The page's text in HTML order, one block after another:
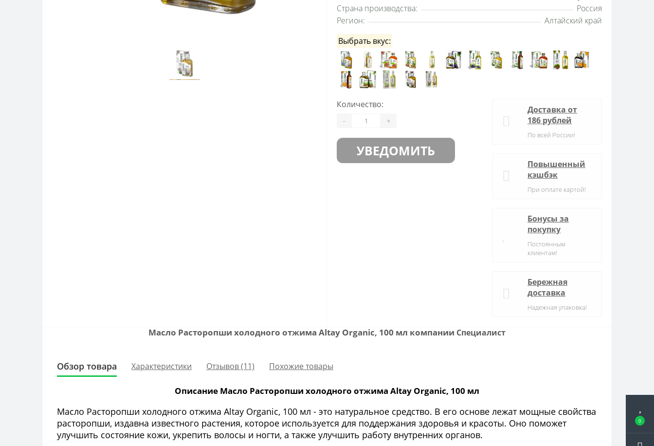
0
Страна производства:
Россия
Регион:
Алтайский край
Выбрать вкус:
Количество:
- +
УВЕДОМИТЬ
Доставка от
186 рублей
По всей России!
Повышенный
кэшбэк
При оплате картой!
Бонусы за
покупку
Постоянным
клиентам!
Бережная
доставка
Надежная упаковка!
Масло Расторопши холодного отжима Altay Organic, 100 мл компании Специалист
Обзор товара Характеристики Отзывов (11) Похожие товары
Описание Масло Расторопши холодного отжима Altay Organic, 100 мл
Масло Расторопши холодного отжима Altay Organic, 100 мл - это натуральное средство. В его основе лежат мощные свойства
расторопши, издавна известного растения, которое используется для поддержания здоровья и красоты. Оно поможет
улучшить состояние кожи, укрепить волосы и ногти, а также улучшить работу внутренних органов.